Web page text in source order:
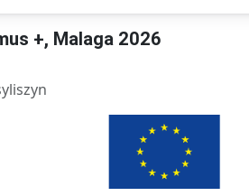
+, Malaga 2026